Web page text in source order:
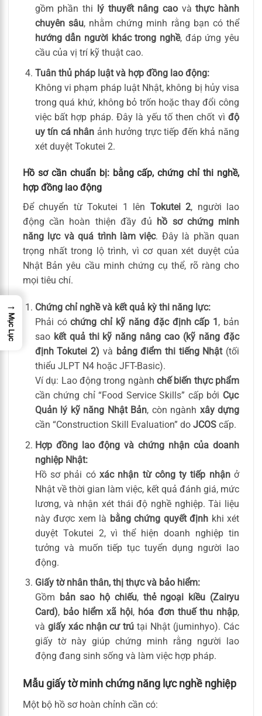
gồm phần thi lý thuyết nâng caovàthực hành
chuyên sâu, nhằm chứng minh rằng bạn có thể
hướng dẫn người khác trong nghề, đáp ứng yêu
cầu của vị trí kỹ thuật cao.
Tuân thủ pháp luật và hợp đồng lao động:
Không vi phạm pháp luật Nhật, không bị hủy visa
trong quá khứ, không bỏ trốn hoặc thay đổi công
việc bất hợp pháp. Đây là yếu tố then chốt vì độ
uy tín cá nhân ảnh hưởng trực tiếp đến khả năng
xét duyệt Tokutei 2.
Hồ sơ cần chuẩn bị: bằng cấp, chứng chỉ thi nghề,
hợp đồng lao động
Để chuyển từ Tokutei 1 lên Tokutei 2, người lao
động cần hoàn thiện đầy đủ
hồ sơ chứng minh
năng lực và quá trình làm việc. Đây là phần quan
trọng nhất trong lộ trình, vì cơ quan xét duyệt của
Nhật Bản yêu cầu minh chứng cụ thể, rõ ràng cho
mọi tiêu chí.
Chứng chỉ nghề và kết quả kỳ thi năng lực:
Phải cóchứng chỉ kỹ năng đặc định cấp 1 , bản
sao kết quả thi kỹ năng nâng cao (kỹ năng đặc
định Tokutei 2) và bảng điểm thi tiếng Nhật(tối
thiểu JLPT N4 hoặc JFT-Basic).
Ví dụ: Lao động trong ngành chế biến thực phẩm
cần chứng chỉ “Food Service Skills” cấp bởi Cục
Quản lý kỹ năng Nhật Bản, còn ngành xây dựng
cần “Construction Skill Evaluation” do JCOScấp.
Hợp đồng lao động và chứng nhận của doanh
nghiệp Nhật:
Hồ sơ phải có xác nhận từ công ty tiếp nhậnở
Nhật về thời gian làm việc, kết quả đánh giá, mức
lương, và nhận xét thái độ nghề nghiệp. Tài liệu
này được xem là bằng chứng quyết định khi xét
duyệt Tokutei 2, vì thể hiện doanh nghiệp tin
tưởng và muốn tiếp tục tuyển dụng người lao
động.
Giấy tờ nhân thân, thị thực và bảo hiểm:
Gồm
bản sao hộ chiếu, thẻ ngoại kiều (Zairyu
Card), bảo hiểm xã hội, hóa đơn thuế thu nhập,
và giấy xác nhận cư trú tại Nhật (juminhyo). Các
giấy tờ này giúp chứng minh rằng người lao
động đang sinh sống và làm việc hợp pháp.
Mẫu giấy tờ minh chứng năng lực nghề nghiệp
Một bộ hồ sơ hoàn chỉnh cần có:
→
Mục Lục